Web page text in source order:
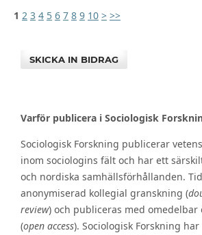
1 2 3 4 5 6 7 8 9 10 > >>
SKICKA IN BIDRAG
Varför publicera i Sociologisk
Sociologisk Forskning publicerar
inom sociologins fält och har ett
och nordiska samhällsförhållanden.
anonymiserad kollegial granskning (
review) och publiceras med
(open access). Sociologisk Forskning